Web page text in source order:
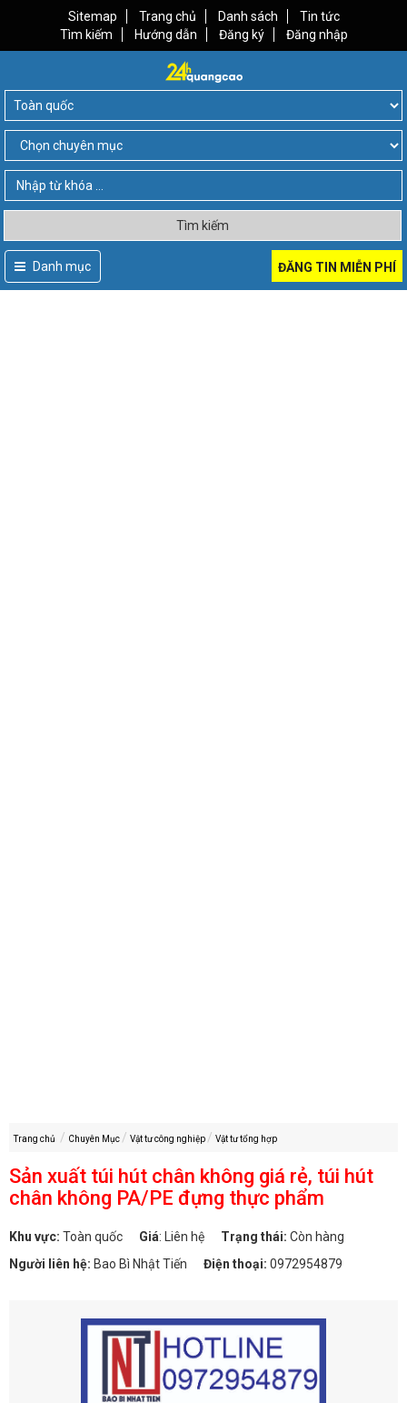
Sitemap Trang chủ Danh sách
Tin tức
Tìm kiếm
Hướng dẫn Đăng ký Đăng nhập
Tìm kiếm
Danh mục ĐĂNG TIN MIỄN PHÍ
Trang chủ Chuyên Mục Vật tư công nghiệp Vật tư tổng hợp
Sản xuất túi hút chân không giá rẻ, túi hút
chân không PA/PE đựng thực phẩm
Khu vực: Toàn quốc Giá: Liên hệ Trạng thái: Còn hàng
Người liên hệ: Bao Bì Nhật Tiến Điện thoại: 0972954879